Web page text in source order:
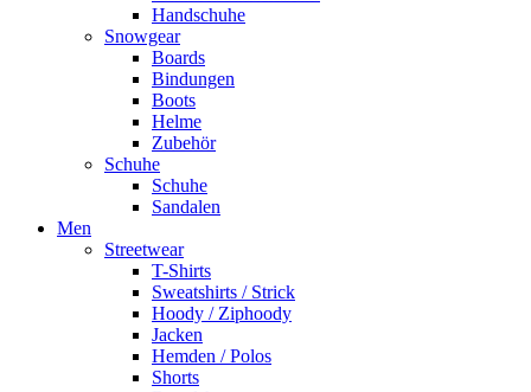
Handschuhe
Snowgear
Boards
Bindungen
Boots
Helme
Zubehör
Schuhe
Schuhe
Sandalen
Men
Streetwear
T-Shirts
Sweatshirts / Strick
Hoody / Ziphoody
Jacken
Hemden / Polos
Shorts